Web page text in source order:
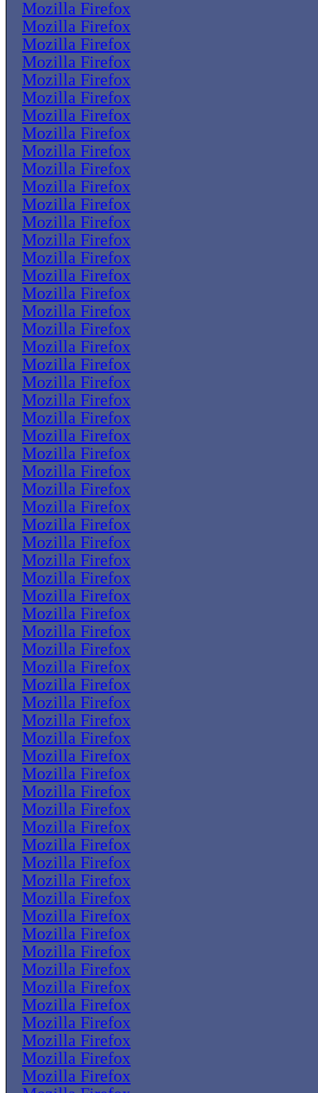
Mozilla Firefox
Mozilla Firefox
Mozilla Firefox
Mozilla Firefox
Mozilla Firefox
Mozilla Firefox
Mozilla Firefox
Mozilla Firefox
Mozilla Firefox
Mozilla Firefox
Mozilla Firefox
Mozilla Firefox
Mozilla Firefox
Mozilla Firefox
Mozilla Firefox
Mozilla Firefox
Mozilla Firefox
Mozilla Firefox
Mozilla Firefox
Mozilla Firefox
Mozilla Firefox
Mozilla Firefox
Mozilla Firefox
Mozilla Firefox
Mozilla Firefox
Mozilla Firefox
Mozilla Firefox
Mozilla Firefox
Mozilla Firefox
Mozilla Firefox
Mozilla Firefox
Mozilla Firefox
Mozilla Firefox
Mozilla Firefox
Mozilla Firefox
Mozilla Firefox
Mozilla Firefox
Mozilla Firefox
Mozilla Firefox
Mozilla Firefox
Mozilla Firefox
Mozilla Firefox
Mozilla Firefox
Mozilla Firefox
Mozilla Firefox
Mozilla Firefox
Mozilla Firefox
Mozilla Firefox
Mozilla Firefox
Mozilla Firefox
Mozilla Firefox
Mozilla Firefox
Mozilla Firefox
Mozilla Firefox
Mozilla Firefox
Mozilla Firefox
Mozilla Firefox
Mozilla Firefox
Mozilla Firefox
Mozilla Firefox
Mozilla Firefox